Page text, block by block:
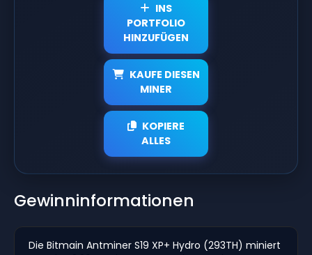
INS
PORTFOLIO
HINZUFÜGEN
KAUFE DIESEN
MINER
KOPIERE
ALLES
Gewinninformationen
Die Bitmain Antminer S19 XP+ Hydro (293TH) miniert